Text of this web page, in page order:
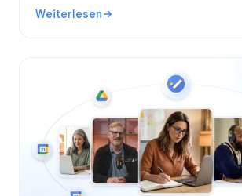
sich ein Wechsel von Yet Another Mail
Weiterlesen
: YAMM-Alternative: Die besten